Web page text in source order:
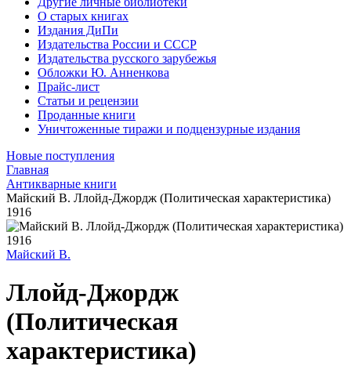
О старых книгах
Издания ДиПи
Издательства России и СССР
Издательства русского зарубежья
Обложки Ю. Анненкова
Прайс-лист
Статьи и рецензии
Проданные книги
Уничтоженные тиражи и подцензурные издания
Новые поступления
Главная
Антикварные книги
Майский В. Ллойд-Джордж (Политическая характеристика)
1916
Майский В.
Ллойд-Джордж
(Политическая
характеристика)